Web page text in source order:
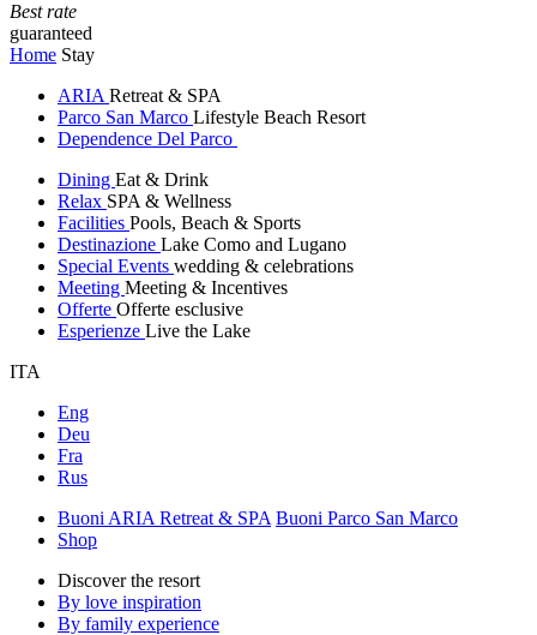
Best rate
guaranteed
Home Stay
ARIA Retreat & SPA
Parco San Marco Lifestyle Beach Resort
Dependence Del Parco
Dining Eat & Drink
Relax SPA & Wellness
Facilities Pools, Beach & Sports
Destinazione Lake Como and Lugano
Special Events wedding & celebrations
Meeting Meeting & Incentives
Offerte Offerte esclusive
Esperienze Live the Lake
ITA
Eng
Deu
Fra
Rus
Buoni ARIA Retreat & SPA Buoni Parco San Marco
Shop
Discover the resort
By love inspiration
By family experience